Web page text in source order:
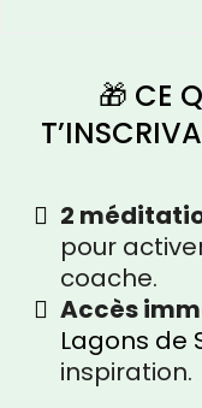
🎁 CE
2
pour
coache.
Accès
Lagons de
inspiration.